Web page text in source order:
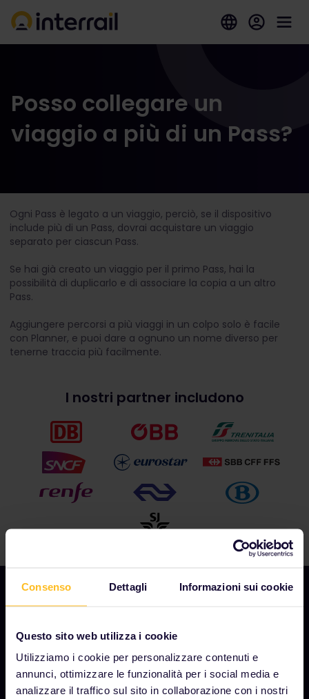
Consenso Dettagli Informazioni sui cookie
Questo sito web utilizza i cookie
Utilizziamo i cookie per personalizzare contenuti e
annunci, ottimizzare le funzionalità per i social media e
analizzare il traffico sul sito in collaborazione con i nostri
Posso collegare un
viaggio a più di un Pass?
Ogni Pass è legato a un viaggio, perciò, se il dispositivo
include più di un Pass, dovrai acquistare un viaggio
separato per ciascun Pass.
Se hai già creato un viaggio per il primo Pass, hai la
possibilità di duplicarlo e di associare la copia a un altro
Pass.
Aggiungere percorsi a più viaggi in un colpo solo è facile
con Planner, e puoi dare a ognuno un nome diverso per
tenerne traccia più facilmente.
I nostri partner includono
AZIENDA
Chi siamo
Opportunità di lavoro